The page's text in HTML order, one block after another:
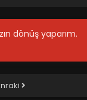
dönüş yaparım.